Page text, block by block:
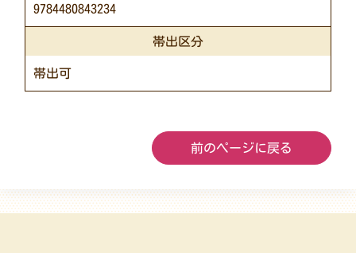
9784480843234
帯出区分
帯出可
前のページに戻る